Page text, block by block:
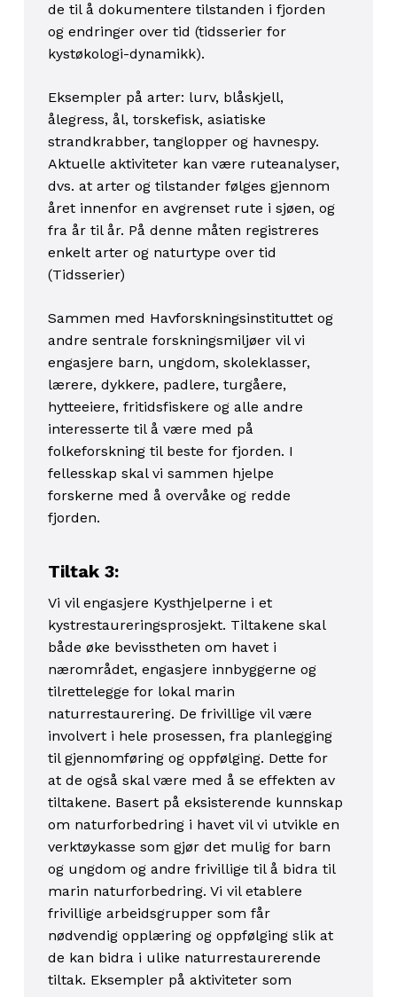
de til å dokumentere tilstanden i fjorden
og endringer over tid (tidsserier for
kystøkologi-dynamikk).
Eksempler på arter: lurv, blåskjell,
ålegress, ål, torskefisk, asiatiske
strandkrabber, tanglopper og havnespy.
Aktuelle aktiviteter kan være ruteanalyser,
dvs. at arter og tilstander følges gjennom
året innenfor en avgrenset rute i sjøen, og
fra år til år. På denne måten registreres
enkelt arter og naturtype over tid
(Tidsserier)
Sammen med Havforskningsinstituttet og
andre sentrale forskningsmiljøer vil vi
engasjere barn, ungdom, skoleklasser,
lærere, dykkere, padlere, turgåere,
hytteeiere, fritidsfiskere og alle andre
interesserte til å være med på
folkeforskning til beste for fjorden. I
fellesskap skal vi sammen hjelpe
forskerne med å overvåke og redde
fjorden.
Tiltak 3:
Vi vil engasjere Kysthjelperne i et
kystrestaureringsprosjekt. Tiltakene skal
både øke bevisstheten om havet i
nærområdet, engasjere innbyggerne og
tilrettelegge for lokal marin
naturrestaurering. De frivillige vil være
involvert i hele prosessen, fra planlegging
til gjennomføring og oppfølging. Dette for
at de også skal være med å se effekten av
tiltakene. Basert på eksisterende kunnskap
om naturforbedring i havet vil vi utvikle en
verktøykasse som gjør det mulig for barn
og ungdom og andre frivillige til å bidra til
marin naturforbedring. Vi vil etablere
frivillige arbeidsgrupper som får
nødvendig opplæring og oppfølging slik at
de kan bidra i ulike naturrestaurerende
tiltak. Eksempler på aktiviteter som